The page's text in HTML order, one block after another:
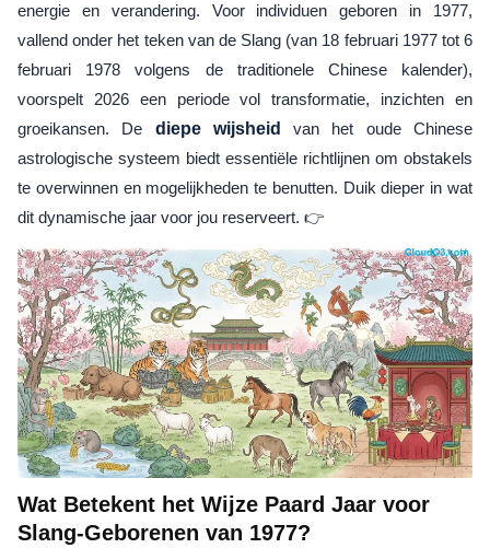
energie en verandering. Voor individuen geboren in 1977,
vallend onder het teken van de Slang (van 18 februari 1977 tot 6
februari 1978 volgens de traditionele Chinese kalender),
voorspelt 2026 een periode vol transformatie, inzichten en
groeikansen. De diepe wijsheid
van het oude Chinese
astrologische systeem biedt essentiële richtlijnen om obstakels
te overwinnen en mogelijkheden te benutten. Duik dieper in wat
dit dynamische jaar voor jou reserveert. 👉
Wat Betekent het Wijze Paard Jaar voor
Slang-Geborenen van 1977?